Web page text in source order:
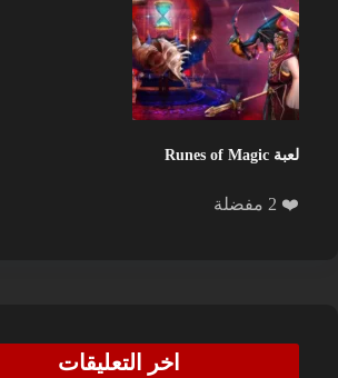
لعبة Runes of Magic
❤️ 2 مفضلة
اخر التعليقات